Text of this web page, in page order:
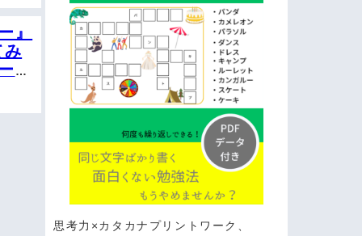
』
み
ド
思考力×カタカナプリントワーク、